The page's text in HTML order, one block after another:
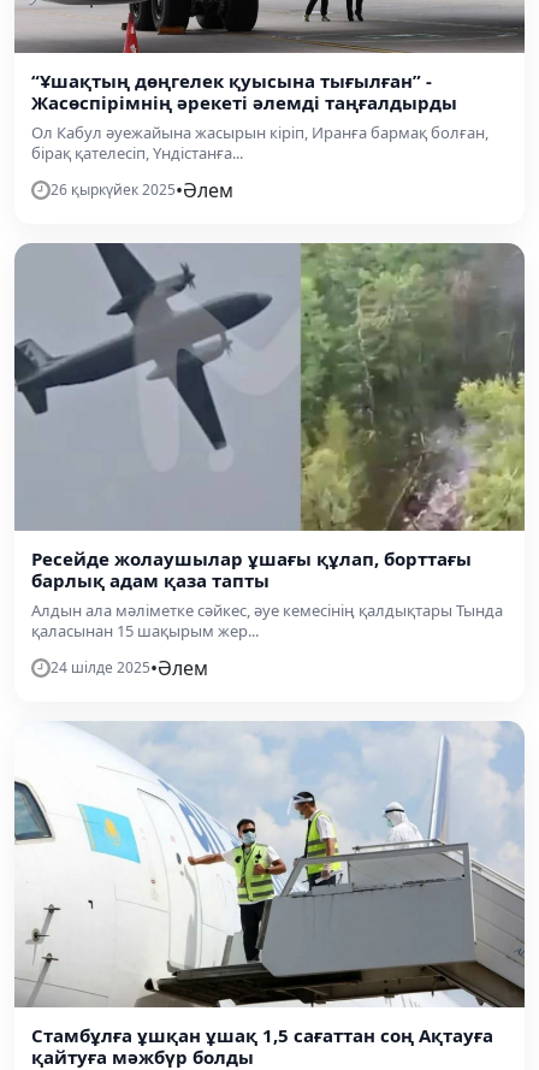
“Ұшақтың дөңгелек қуысына тығылған” -
Жасөспірімнің әрекеті әлемді таңғалдырды
Ол Кабул әуежайына жасырын кіріп, Иранға бармақ болған,
бірақ қателесіп, Үндістанға...
26 қыркүйек 2025•Әлем
Ресейде жолаушылар ұшағы құлап, борттағы
барлық адам қаза тапты
Алдын ала мәліметке сәйкес, әуе кемесінің қалдықтары Тында
қаласынан 15 шақырым жер...
24 шілде 2025•Әлем
Стамбұлға ұшқан ұшақ 1,5 сағаттан соң Ақтауға
қайтуға мәжбүр болды